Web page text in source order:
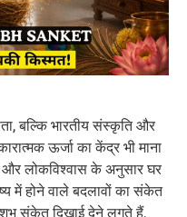
बल्कि भारतीय संस्कृति और
ऊर्जा का केंद्र भी माना
और लोकविश्वास के अनुसार घर
में होने वाले बदलावों का संकेत
संकेत दिखाई देने लगते हैं,